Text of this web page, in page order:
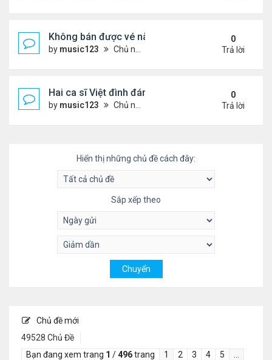
Không bán được vé nào, 1 phim Việt rời rạp
by music123 Chủ nhật Tháng 7 26, 2026 3:28 pm
0
Trả lời
Hai ca sĩ Việt đình đám không phải vợ chồng vẫn
by music123 Chủ nhật Tháng 7 26, 2026 2:51 pm
0
Trả lời
Hiển thị những chủ đề cách đây:
Sắp xếp theo
Chủ đề mới
49528 Chủ Đề
Bạn đang xem trang 1 /496trang 1 2 3 4 5